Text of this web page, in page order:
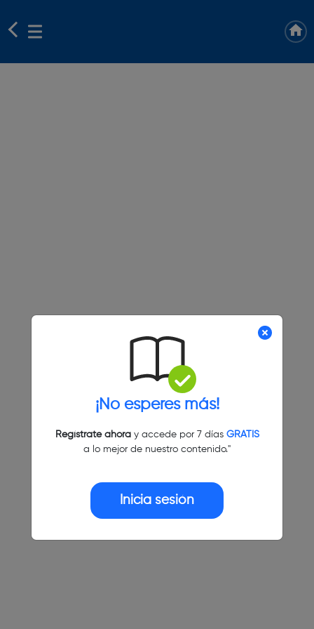
¡No esperes más!
Regístrate ahoray accede por 7 días GRATIS
a lo mejor de nuestro contenido."
Inicia sesión